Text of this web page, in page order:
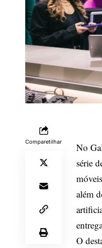
Comparetilhar
No
série
além
O